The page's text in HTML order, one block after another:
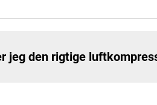
jeg den rigtige